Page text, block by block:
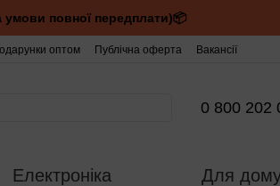
умови повної передплати)📦
оптом Публічна оферта Вакансії
0 800 202
Електроніка Для